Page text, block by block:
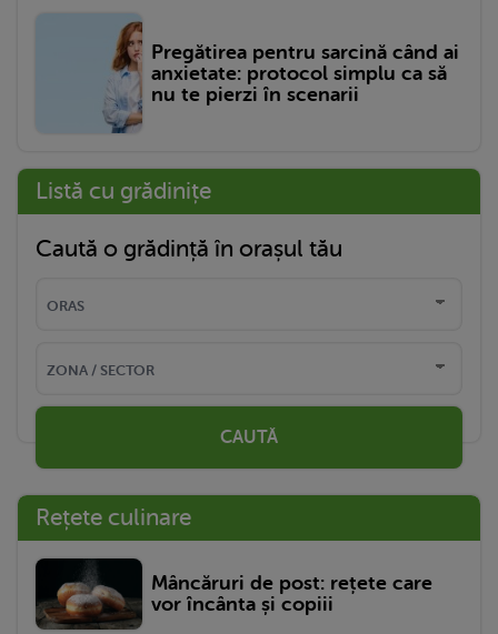
Pregătirea pentru sarcină când ai
anxietate: protocol simplu ca să
nu te pierzi în scenarii
Listă cu grădinițe
Caută o grădință în orașul tău
CAUTĂ
Rețete culinare
Mâncăruri de post: rețete care
vor încânta și copiii